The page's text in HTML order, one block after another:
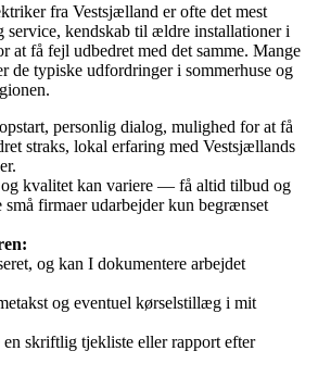
fra Vestsjælland er ofte det mest
service, kendskab til ældre installationer i
at få fejl udbedret med det samme. Mange
de typiske udfordringer i sommerhuse og
personlig dialog, mulighed for at få
straks, lokal erfaring med Vestsjællands
og kvalitet kan variere — få altid tilbud og
små firmaer udarbejder kun begrænset
og kan I dokumentere arbejdet
og eventuel kørselstillæg i mit
skriftlig tjekliste eller rapport efter